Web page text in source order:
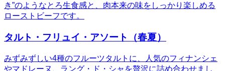
き”のようなとろ生食感と、肉本来の味をしっかり楽しめる
ローストビーフです。
タルト・フリュイ・アソート（春夏）
みずみずしい4種のフルーツタルトに、人気のフィナンシェ
やマドレーヌ、ラング・ド・シャを贅沢に詰め合わせまし